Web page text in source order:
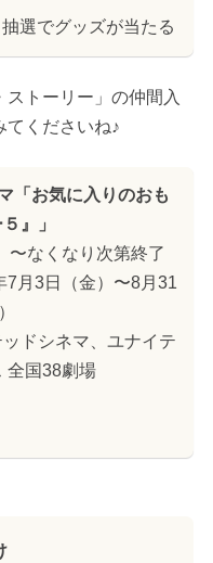
選でグッズが当たる
ストーリー」の仲間入
てくださいね♪
「お気に入りのおも
』」
〜なくなり次第終了
7月3日（金）〜8月31
ドシネマ、ユナイテ
全国38劇場